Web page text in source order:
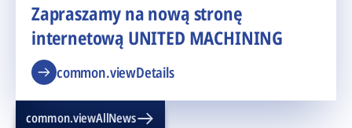
Zapraszamy na nową stronę
internetową UNITED MACHINING
common.viewDetails
common.viewAllNews